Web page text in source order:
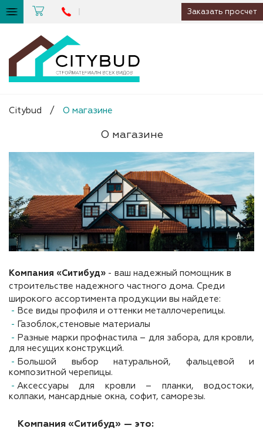
Заказать просчет
Citybud / О магазине
О магазине
Компания «Ситибуд» - ваш надежный помощник в
строительстве надежного частного дома. Среди
широкого ассортимента продукции вы найдете:
Все виды профиля и оттенки металлочерепицы.
Газоблок,стеновые материалы
Разные марки профнастила – для забора, для кровли,
для несущих конструкций.
Большой выбор натуральной, фальцевой и
композитной черепицы.
Аксессуары для кровли – планки, водостоки,
колпаки, мансардные окна, софит, саморезы.
Компания «Ситибуд» — это: